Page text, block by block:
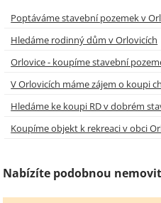
Poptáváme stavební pozemek v
Hledáme rodinný dům v Orlovicích
Orlovice - koupíme stavební
V Orlovicích máme zájem o koupi
Hledáme ke koupi RD v dobrém
Koupíme objekt k rekreaci v obci
Nabízíte podobnou